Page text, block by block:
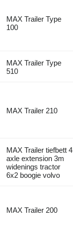
MAX Trailer Type
100
MAX Trailer Type
510
MAX Trailer 210
MAX Trailer tiefbett 4
axle extension 3m
widenings tractor
6x2 boogie volvo
MAX Trailer 200